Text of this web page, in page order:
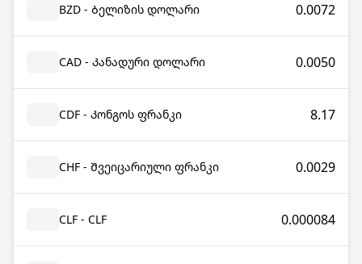
BZD - Ბელიზის დოლარი 0.0072
CAD - Კანადური დოლარი 0.0050
CDF - Კონგოს ფრანკი 8.17
CHF - Შვეიცარიული ფრანკი 0.0029
CLF - CLF 0.000084